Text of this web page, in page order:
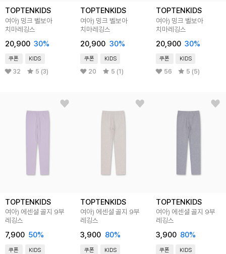
TOPTENKIDS
여아) 밍크 벨보아
치마레깅스
20,900 30%
쿠폰 KIDS
32 5 (3)
TOPTENKIDS
여아) 밍크 벨보아
치마레깅스
20,900 30%
쿠폰 KIDS
20 5 (1)
TOPTENKIDS
여아) 밍크 벨보아
치마레깅스
20,900 30%
쿠폰 KIDS
56 5 (5)
TOPTENKIDS
여아) 에센셜 골지 9부
레깅스
7,900 50%
쿠폰 KIDS
TOPTENKIDS
여아) 에센셜 골지 9부
레깅스
3,900 80%
쿠폰 KIDS
TOPTENKIDS
여아) 에센셜 골지 9부
레깅스
3,900 80%
쿠폰 KIDS